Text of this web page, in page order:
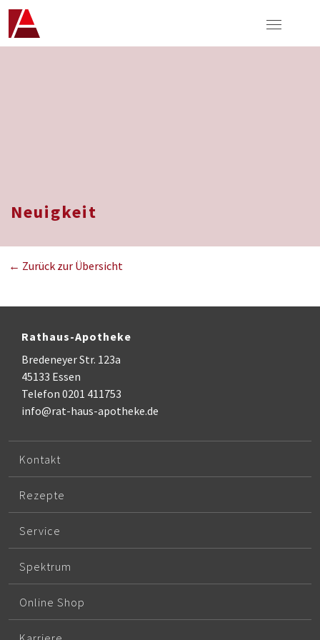
Neuigkeit
← Zurück zur Übersicht
Rathaus-Apotheke
Bredeneyer Str. 123a
45133 Essen
Telefon 0201 411753
info@rat-haus-apotheke.de
Kontakt
Rezepte
Service
Spektrum
Online Shop